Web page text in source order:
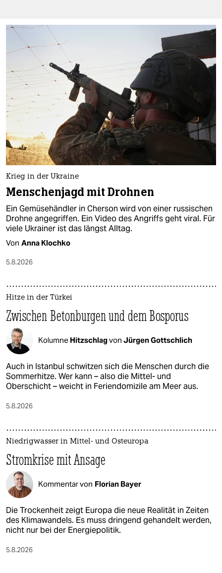
Krieg in der Ukraine
Menschenjagd mit Drohnen
Ein Gemüsehändler in Cherson wird von einer russischen
Drohne angegriffen. Ein Video des Angriffs geht viral. Für
viele Ukrainer ist das längst Alltag.
Von Anna Klochko
5.8.2026
Hitze in der Türkei
Zwischen Betonburgen und dem Bosporus
Kolumne Hitzschlagvon Jürgen Gottschlich
Auch in Istanbul schwitzen sich die Menschen durch die
Sommerhitze. Wer kann – also die Mittel- und
Oberschicht – weicht in Feriendomizile am Meer aus.
5.8.2026
Niedrigwasser in Mittel- und Osteuropa
Stromkrise mit Ansage
Kommentar von Florian Bayer
Die Trockenheit zeigt Europa die neue Realität in Zeiten
des Klimawandels. Es muss dringend gehandelt werden,
nicht nur bei der Energiepolitik.
5.8.2026